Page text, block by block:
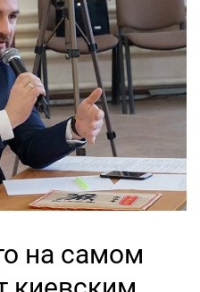
на самом